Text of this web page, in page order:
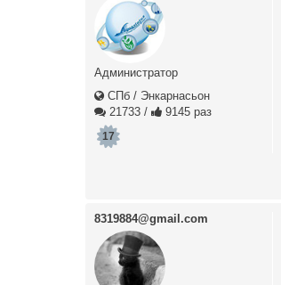
Администратор
СПб / Энкарнасьон
21733 / 9145 раз
17
8319884@gmail.com